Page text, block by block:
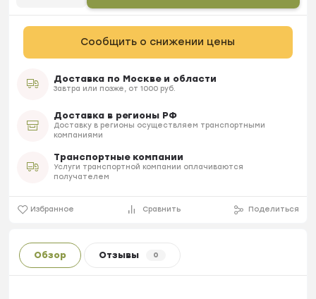
Сообщить о снижении цены
Доставка по Москве и области
Завтра или позже, от 1000 руб.
Доставка в регионы РФ
Доставку в регионы осуществляем транспортными
компаниями
Транспортные компании
Услуги транспортной компании оплачиваются
получателем
Избранное Сравнить Поделиться
Обзор Отзывы 0